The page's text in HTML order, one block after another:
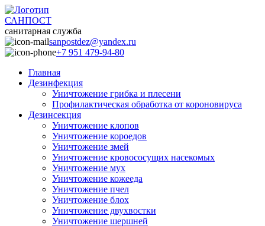
САНПОСТ
санитарная служба
sanpostdez@yandex.ru
+7 951 479-94-80
Главная
Дезинфекция
Уничтожение грибка и плесени
Профилактическая обработка от короновируса
Дезинсекция
Уничтожение клопов
Уничтожение короедов
Уничтожение змей
Уничтожение кровососущих насекомых
Уничтожение мух
Уничтожение кожееда
Уничтожение пчел
Уничтожение блох
Уничтожение двухвостки
Уничтожение шершней